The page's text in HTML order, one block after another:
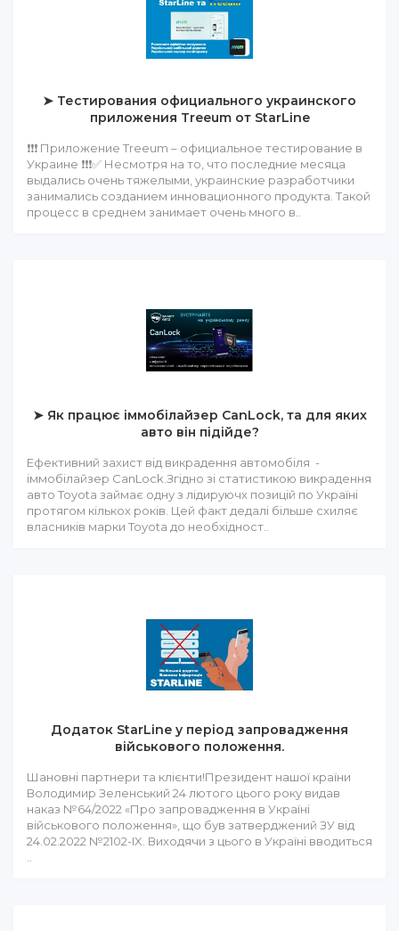
➤ Тестирования официального украинского
приложения Treeum от StarLine
❗❗❗ Приложение Treeum – официальное тестирование в
Украине ❗❗❗✅ Несмотря на то, что последние месяца
выдались очень тяжелыми, украинские разработчики
занимались созданием инновационного продукта. Такой
процесс в среднем занимает очень много в..
➤ Як працює іммобілайзер CanLock, та для яких
авто він підійде?
Ефективний захист від викрадення автомобіля -
іммобілайзер CanLock.Згідно зі статистикою викрадення
авто Toyota займає одну з лідируючх позицій по Україні
протягом кількох років. Цей факт дедалі більше схиляє
власників марки Toyota до необхідност..
Додаток StarLine у період запровадження
військового положення.
Шановні партнери та клієнти!Президент нашої країни
Володимир Зеленський 24 лютого цього року видав
наказ №64/2022 «Про запровадження в Україні
військового положення», що був затверджений ЗУ від
24.02.2022 №2102-IX. Виходячи з цього в Україні вводиться